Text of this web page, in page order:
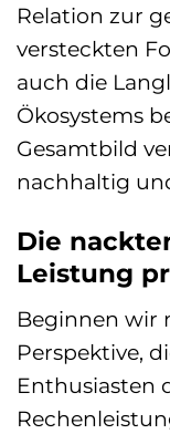
Relation zur
versteckten
auch die
Ökosystems
Gesamtbild
nachhaltig
Die
Leistung
Beginnen wir
Perspektive,
Enthusiasten